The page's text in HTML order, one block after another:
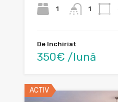
1 1
De Inchiriat
350€ /lună
ACTIV